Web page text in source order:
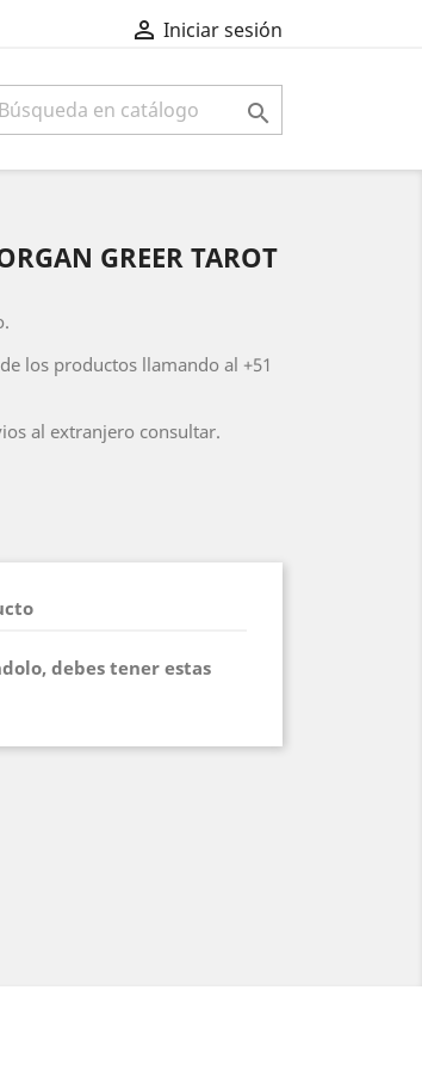
 Iniciar sesión

GREER TAROT
los productos llamando al +51
al extranjero consultar.
debes tener estas